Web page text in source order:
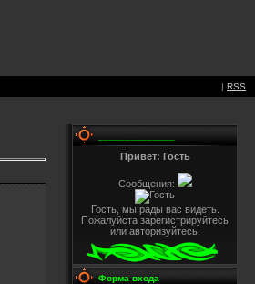
| RSS
Привет: Гость
Сообщения:
Гость, мы рады вас видеть.
Пожалуйста зарегистрируйтесь
или авторизуйтесь!
Форма входа